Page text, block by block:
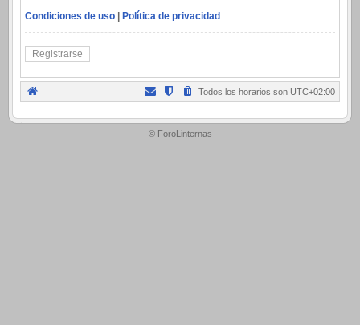
Condiciones de uso | Política de privacidad
Registrarse
Todos los horarios son UTC+02:00
.
© ForoLinternas